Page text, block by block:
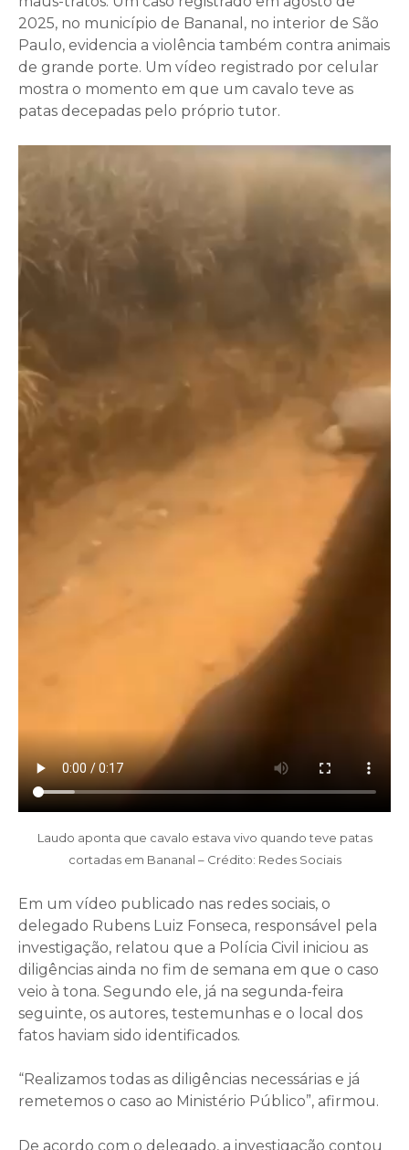
2025, no município de Bananal, no interior de São
Paulo, evidencia a violência também contra animais
de grande porte. Um vídeo registrado por celular
mostra o momento em que um cavalo teve as
patas decepadas pelo próprio tutor.
Laudo aponta que cavalo estava vivo quando teve patas
cortadas em Bananal – Crédito: Redes Sociais
Em um vídeo publicado nas redes sociais, o
delegado Rubens Luiz Fonseca, responsável pela
investigação, relatou que a Polícia Civil iniciou as
diligências ainda no fim de semana em que o caso
veio à tona. Segundo ele, já na segunda-feira
seguinte, os autores, testemunhas e o local dos
fatos haviam sido identificados.
“Realizamos todas as diligências necessárias e já
remetemos o caso ao Ministério Público”, afirmou.
De acordo com o delegado, a investigação contou